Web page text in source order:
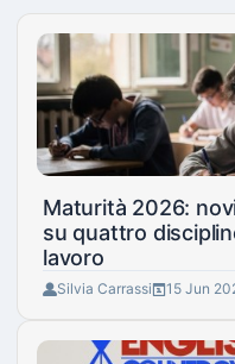
Maturità 2026:
su quattro
lavoro
Silvia Carrassi 15 Jun